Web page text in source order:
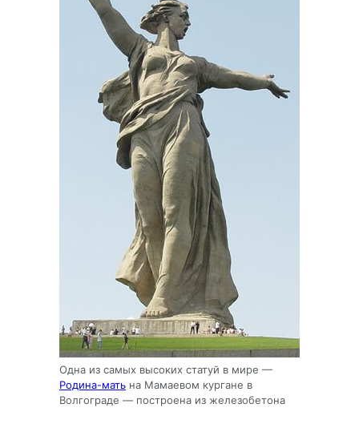
Одна из самых высоких статуй в мире —
Родина-мать на Мамаевом кургане в
Волгограде — построена из железобетона